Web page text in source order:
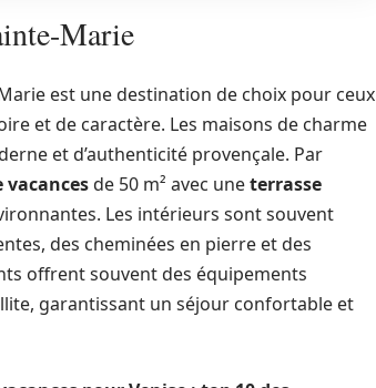
Marie
est une destination de choix pour ceux
et de caractère. Les maisons de charme
et d’authenticité provençale. Par
vacancesde 50 m² avec uneterrasse
Les intérieurs sont souvent
des cheminées en pierre et des
offrent souvent des équipements
garantissant un séjour confortable et